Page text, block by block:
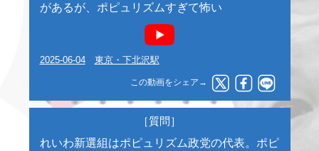
があるが、ポピュリズムすぎて怖い
2025-06-04 東京・下北沢駅
この動画をシェア→
［質問］
れいわ新選組はポピュリズム政党の代表。ポピ